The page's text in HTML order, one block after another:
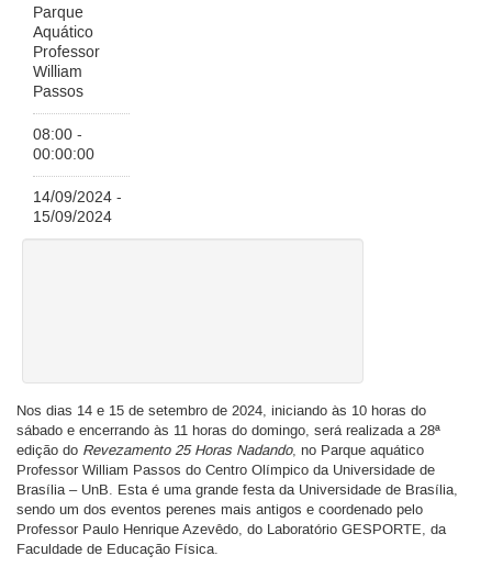
Parque
Aquático
Professor
William
Passos
08:00 -
00:00:00
14/09/2024 -
15/09/2024
Nos dias 14 e 15 de setembro de 2024, iniciando às 10 horas do
sábado e encerrando às 11 horas do domingo, será realizada a 28ª
edição do Revezamento 25 Horas Nadando, no Parque aquático
Professor William Passos do Centro Olímpico da Universidade de
Brasília – UnB. Esta é uma grande festa da Universidade de Brasília,
sendo um dos eventos perenes mais antigos e coordenado pelo
Professor Paulo Henrique Azevêdo, do Laboratório GESPORTE, da
Faculdade de Educação Física.